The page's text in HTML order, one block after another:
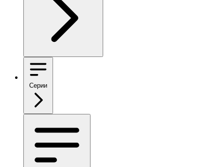
Серии